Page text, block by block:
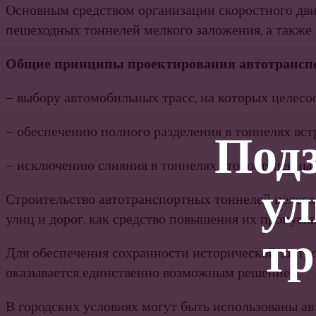
Основным средством организации скоростного
пешеходных тоннелей мелкого заложения, а
Общие принципы проектирования
— выбору автомобильных трасс, на которых
— обеспечению полного разделения в тоннелях
— исключению слияния в тоннелях
Строительство автотранспортных тоннелей
улиц и дорог, как средство повышения их
Для обеспечения сохранности исторической
оказывается единственно возможным решением.
В городских условиях могут быть использованы